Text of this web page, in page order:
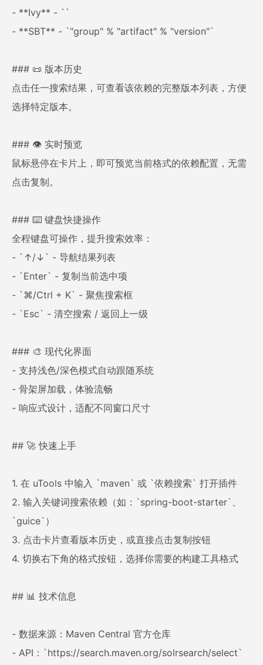
- **Ivy** - ` `
- **SBT** - `"group" % "artifact" % "version"`
### 📜 版本历史
点击任一搜索结果，可查看该依赖的完整版本列表，方便
选择特定版本。
### 👁️ 实时预览
鼠标悬停在卡片上，即可预览当前格式的依赖配置，无需
点击复制。
### ⌨️ 键盘快捷操作
全程键盘可操作，提升搜索效率：
- `↑/↓` - 导航结果列表
- `Enter` - 复制当前选中项
- `⌘/Ctrl + K` - 聚焦搜索框
- `Esc` - 清空搜索 / 返回上一级
### 🎨 现代化界面
- 支持浅色/深色模式自动跟随系统
- 骨架屏加载，体验流畅
- 响应式设计，适配不同窗口尺寸
## 🚀 快速上手
1. 在 uTools 中输入 `maven` 或 `依赖搜索` 打开插件
2. 输入关键词搜索依赖（如：`spring-boot-starter`、
`guice`）
3. 点击卡片查看版本历史，或直接点击复制按钮
4. 切换右下角的格式按钮，选择你需要的构建工具格式
## 📊 技术信息
- 数据来源：Maven Central 官方仓库
- API：`https://search.maven.org/solrsearch/select`